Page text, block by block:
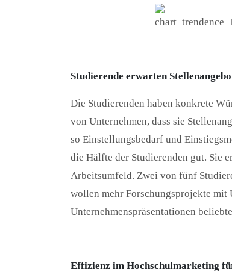
Studierende erwarten
Die Studierenden haben konkrete
von Unternehmen, dass sie
so Einstellungsbedarf und
die Hälfte der Studierenden gut. Sie
Arbeitsumfeld. Zwei von fünf
wollen mehr Forschungsprojekte mit
Unternehmenspräsentationen
Effizienz im Hochschulmarketing